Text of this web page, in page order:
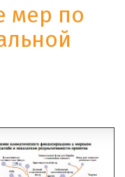
мер по